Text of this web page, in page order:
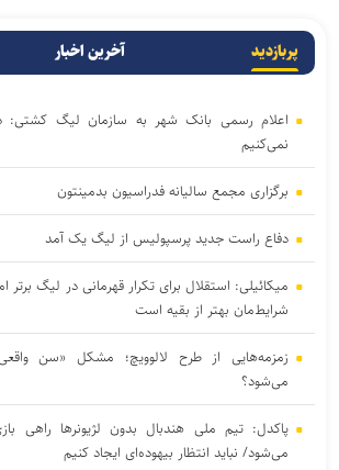
پربازدید آخرین اخبار
اعلام رسمی بانک شهر به سازمان لیگ کشتی:
نمی‌کنیم
برگزاری مجمع سالیانه فدراسیون بدمینتون
دفاع راست جدید پرسپولیس از لیگ یک آمد
میکائیلی: استقلال برای تکرار قهرمانی در لیگ
شرایط‌مان بهتر از بقیه است
زمزمه‌هایی از طرح لالوویچ؛ مشکل «سن
می‌شود؟
پاکدل: تیم ملی هندبال بدون لژیونرها راهی
می‌شود/ نباید انتظار بیهوده‌ای ایجاد کنیم